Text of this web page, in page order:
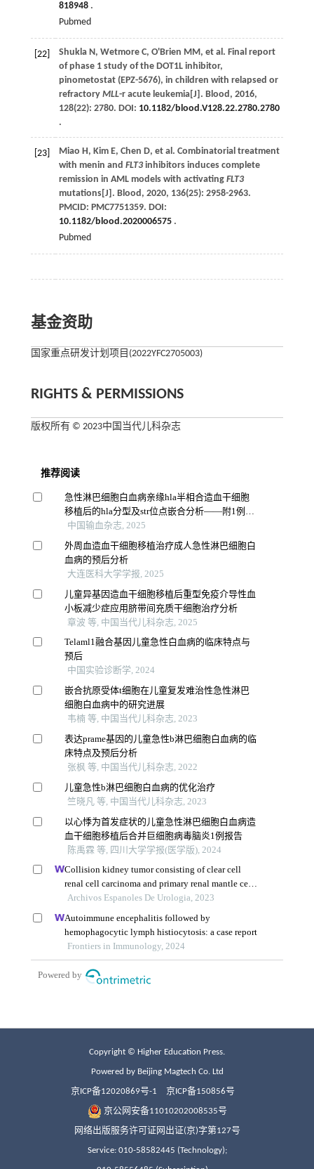
818948.
Pubmed
[22] Shukla N, Wetmore C, O'Brien MM, et al. Final report
of phase 1 study of the DOT1L inhibitor,
pinometostat (EPZ-5676), in children with relapsed or
refractory MLL-r acute leukemia[J]. Blood, 2016,
128(22): 2780. DOI: 10.1182/blood.V128.22.2780.2780
.
[23] Miao H, Kim E, Chen D, et al. Combinatorial treatment
with menin and FLT3inhibitors induces complete
remission in AML models with activating FLT3
mutations[J]. Blood, 2020, 136(25): 2958-2963.
PMCID: PMC7751359. DOI:
10.1182/blood.2020006575.
Pubmed
基金资助
国家重点研发计划项目(2022YFC2705003)
RIGHTS & PERMISSIONS
版权所有 © 2023中国当代儿科杂志
Copyright © Higher Education Press.
Powered by Beijing Magtech Co. Ltd
京ICP备12020869号-1 京ICP备150856号
京公网安备11010202008535号
网络出版服务许可证网出证(京)字第127号
Service: 010-58582445 (Technology);